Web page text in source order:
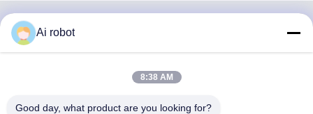
VIVI DENTAI
Ai robot
8:38 AM
Good day, what product are you looking for?